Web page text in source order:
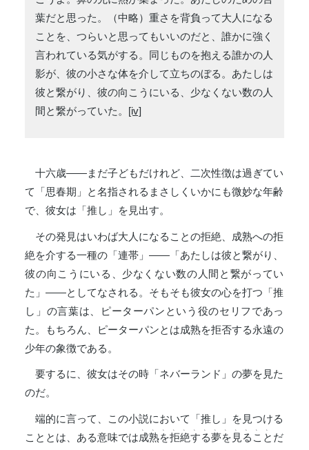
葉だと思った。（中略）重さを背負って大人になる
ことを、つらいと思ってもいいのだと、誰かに強く
言われている気がする。同じものを抱える誰かの人
影が、彼の小さな体を介して立ちのぼる。あたしは
彼と繋がり、彼の向こうにいる、少なくない数の人
間と繋がっていた。 [iv]
十六歳――まだ子どもだけれど、二次性徴は過ぎてい
て「思春期」と名指されるまさしくいかにも微妙な年齢
で、彼女は「推し」を見出す。
その発見はいわば大人になることの拒絶、成熟への拒
絶を介する一種の「連帯」――「あたしは彼と繋がり、
彼の向こうにいる、少なくない数の人間と繋がってい
た」――としてなされる。そもそも彼女の心を打つ「推
し」の言葉は、ピーターパンという役のセリフであっ
た。もちろん、ピーターパンとは成熟を拒否する永遠の
少年の象徴である。
要するに、彼女はその時「ネバーランド」の夢を見た
のだ。
端的に言って、この小説において「推し」を見つける
こととは、ある意味では成
、
熟
、
を
、
拒
、
絶
、
す
、
る
、
夢
、
を
、
見
、
る
、
こ
、
と
、
だ